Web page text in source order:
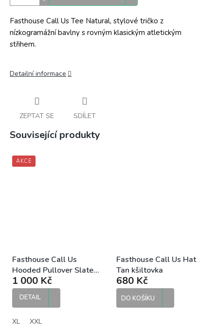
Fasthouse Call Us Tee Natural, stylové tričko z
nízkogramážní bavlny s rovným klasickým atletickým
střihem.
Detailní informace
ZEPTAT SE SDÍLET
Související produkty
AKCE
Fasthouse Call Us
Hooded Pullover Slate
pánská mikina
1 000 Kč
DETAIL
XL XXL
Fasthouse Call Us Hat
Tan kšiltovka
680 Kč
DO KOŠÍKU